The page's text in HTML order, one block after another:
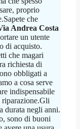
proprio
che
Andrea Costa
un utente
di acquisto.
che magari
richiesta di
obbligati a
a cosa serve
indispensabile
riparazione.Gli
durata negli anni.
sono di buoni